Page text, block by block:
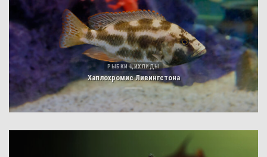
РЫБКИ ЦИХЛИДЫ
Хаплохромис Ливингстона